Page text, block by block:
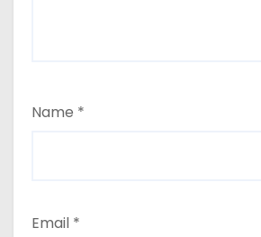
Name *
Email *